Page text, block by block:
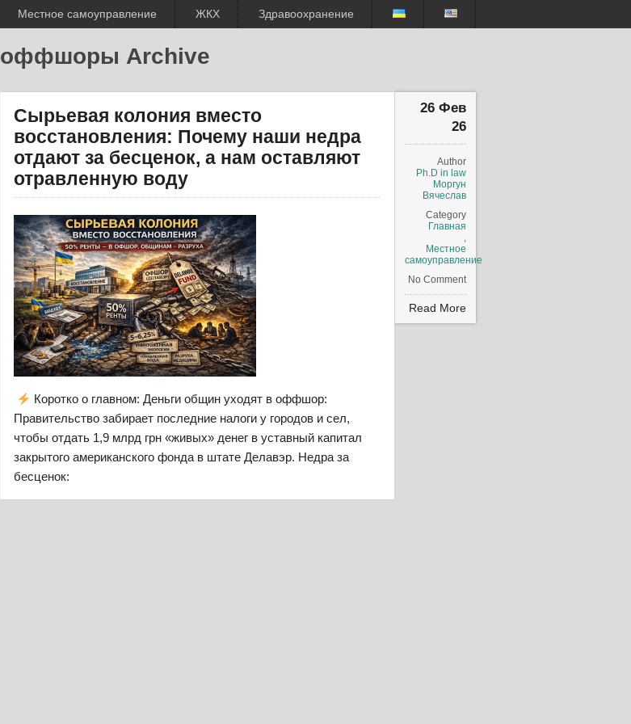
Местное самоуправление ЖКХ Здравоохранение
оффшоры Archive
Сырьевая колония вместо
восстановления: Почему наши недра
отдают за бесценок, а нам оставляют
отравленную воду
Коротко о главном: Деньги общин уходят в оффшор:
Правительство забирает последние налоги у городов и сел,
чтобы отдать 1,9 млрд грн «живых» денег в уставный капитал
закрытого американского фонда в штате Делавэр. Недра за
бесценок:
26 Фев
26
Author
Ph.D in law
Моргун
Вячеслав
Category
Главная
,
Местное
самоуправление
No Comment
Read More